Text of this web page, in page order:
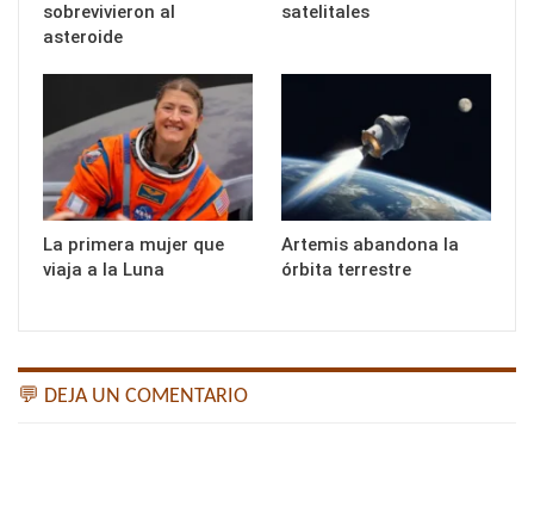
sobrevivieron al
asteroide
satelitales
La primera mujer que
viaja a la Luna
Artemis abandona la
órbita terrestre
💬 DEJA UN COMENTARIO